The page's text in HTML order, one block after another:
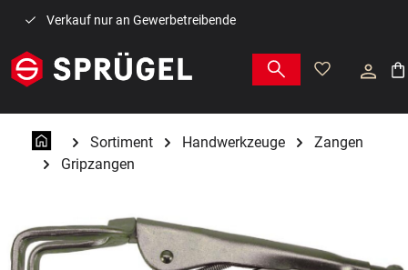
Zum Hauptinhalt springen
Verkauf nur an Gewerbetreibende
Sortiment Handwerkzeuge
Zangen
Gripzangen